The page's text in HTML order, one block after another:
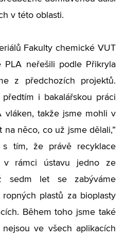
v této oblasti.
Fakulty chemické VUT
PLA neřešili podle Přikryla
z předchozích projektů.
i bakalářskou práci
vláken, takže jsme mohli v
něco, co už jsme dělali,”
s tím, že právě recyklace
rámci ústavu jedno ze
sedm let se zabýváme
plastů za bioplasty
Během toho jsme také
ve všech aplikacích